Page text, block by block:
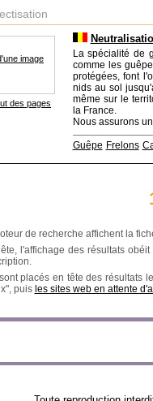
image
des pages
La spécialité de
comme les
protégées, font
nids au sol
même sur le
la France.
Nous assurons
Guêpe Frelons
de recherche affichent la
l'affichage des résultats
placés en tête des résultats
puis les sites web en attente